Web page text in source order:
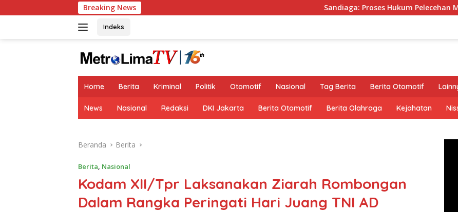
ke
Breaking News Sandiaga: Proses Hukum Pelecehan Miss Universe
Indeks
Home Berita Kriminal Politik Otomotif Nasional Tag Berita Berita Otomotif
News Nasional Redaksi DKI Jakarta Berita Otomotif Berita Olahraga Kejahatan
Beranda Berita
Berita, Nasional
Kodam XII/Tpr Laksanakan Ziarah Rombongan
Dalam Rangka Peringati Hari Juang TNI AD